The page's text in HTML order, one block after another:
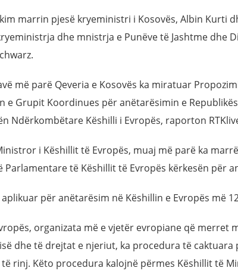
marrin pjesë kryeministri i Kosovës, Albin Kurti
dhe mnistrja e Punëve të Jashtme dhe
më parë Qeveria e Kosovës ka miratuar
e Grupit Koordinues për anëtarësimin e
Ndërkombëtare Këshilli i Evropës, raporton
i Këshillit të Evropës, muaj më parë ka
Parlamentare të Këshillit të Evropës kërkesën për
aplikuar për anëtarësim në Këshillin e Evropës më
organizata më e vjetër evropiane që merret
dhe të drejtat e njeriut, ka procedura të caktuara
rinj. Këto procedura kalojnë përmes Këshillit të